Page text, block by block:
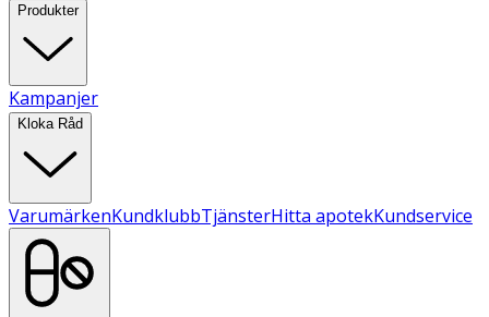
Produkter
Kampanjer
Kloka Råd
VarumärkenKundklubbTjänsterHitta apotekKundservice